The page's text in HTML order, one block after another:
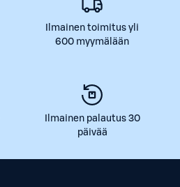
Ilmainen toimitus yli
600 myymälään
Ilmainen palautus 30
päivää